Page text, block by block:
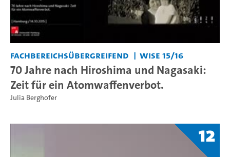
Fachbereichsübergreifend WiSe 15/16
70 Jahre nach Hiroshima und Nagasaki:
Zeit für ein Atomwaffenverbot.
Julia Berghofer
12